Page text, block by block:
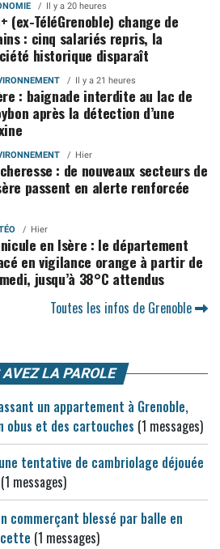
Il y a 20 heures
(ex-TéléGrenoble) change de
: cinq salariés repris, la
historique disparaît
Il y a 21 heures
: baignade interdite au lac de
après la détection d’une
Hier
: de nouveaux secteurs de
passent en alerte renforcée
Hier
en Isère : le département
en vigilance orange à partir de
jusqu’à 38°C attendus
Toutes les infos de Grenoble
AVEZ LA PAROLE
un appartement à Grenoble,
obus et des cartouches (1 messages)
tentative de cambriolage déjouée
(1 messages)
commerçant blessé par balle en
(1 messages)